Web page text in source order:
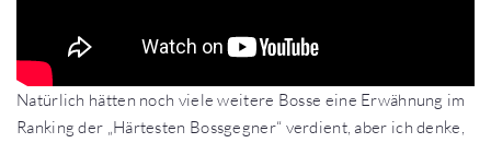
Natürlich hätten noch viele weitere Bosse eine Erwähnung im
Ranking der „Härtesten Bossgegner“ verdient, aber ich denke,